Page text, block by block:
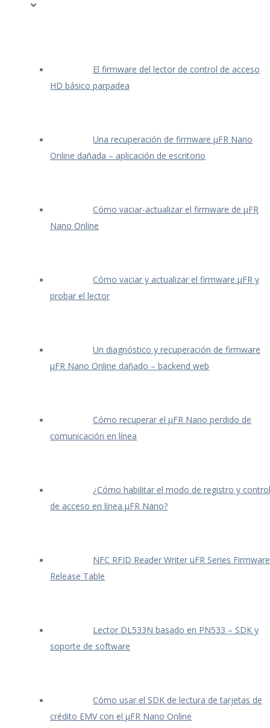
El firmware del lector de control de acceso
HD básico parpadea
Una recuperación de firmware μFR Nano
Online dañada – aplicación de escritorio
Cómo vaciar-actualizar el firmware de μFR
Nano Online
Cómo vaciar y actualizar el firmware μFR y
probar el lector
Un diagnóstico y recuperación de firmware
μFR Nano Online dañado – backend web
Cómo recuperar el μFR Nano perdido de
comunicación en línea
¿Cómo habilitar el modo de registro y control
de acceso en línea μFR Nano?
NFC RFID Reader Writer uFR Series Firmware
Release Table
Lector DL533N basado en PN533 – SDK y
soporte de software
Cómo usar el SDK de lectura de tarjetas de
crédito EMV con el μFR Nano Online